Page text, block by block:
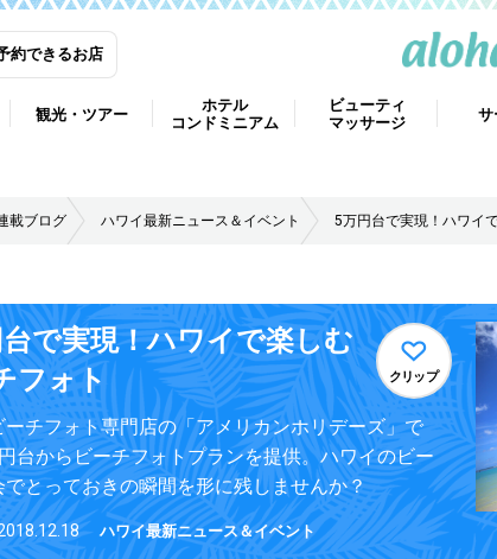
約できるお店
観光・ツアー
ホテル
コンドミニアム
ビューティ
マッサージ
サ
載ブログ ハワイ最新ニュース＆イベント 5万円台で実現！ハワイ
で実現！ハワイで楽しむ
フォト
クリップ
ーチフォト専門店の「アメリカンホリデーズ」で
台からビーチフォトプランを提供。ハワイのビー
でとっておきの瞬間を形に残しませんか？
ハワイ最新ニュース＆イベント